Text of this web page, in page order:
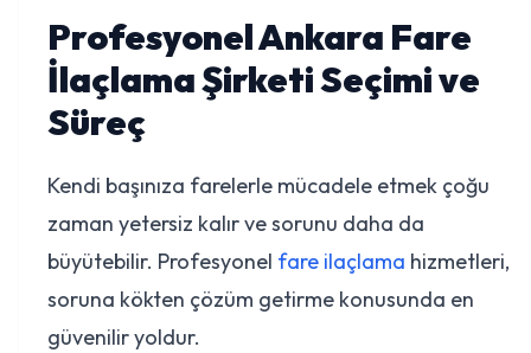
Profesyonel Ankara Fare
İlaçlama Şirketi Seçimi ve
Süreç
Kendi başınıza farelerle mücadele etmek çoğu
zaman yetersiz kalır ve sorunu daha da
büyütebilir. Profesyonel fare ilaçlama hizmetleri,
soruna kökten çözüm getirme konusunda en
güvenilir yoldur.